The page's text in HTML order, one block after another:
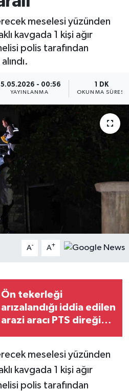
meselesi yüzünden
kavgada 1 kişi ağır
polis tarafından
- 00:56
YAYINLANMA
1 DK
OKUNMA SÜRESI
A- A+
Ön tekerleği
arızalandığı iddia edilen
arazi aracı PTS direğine
meselesi yüzünden
kavgada 1 kişi ağır
polis tarafından